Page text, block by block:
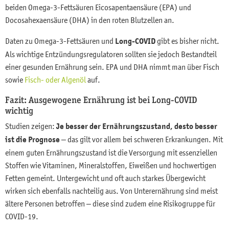
beiden Omega-3-Fettsäuren Eicosapentaensäure (EPA) und
Docosahexaensäure (DHA) in den roten Blutzellen an.
Daten zu Omega-3-Fettsäuren und Long-COVIDgibt es bisher nicht.
Als wichtige Entzündungsregulatoren sollten sie jedoch Bestandteil
einer gesunden Ernährung sein. EPA und DHA nimmt man über Fisch
sowie Fisch- oder Algenöl auf.
Fazit: Ausgewogene Ernährung ist bei Long-COVID
wichtig
Studien zeigen:Je besser der Ernährungszustand, desto besser
ist die Prognose– das gilt vor allem bei schweren Erkrankungen. Mit
einem guten Ernährungszustand ist die Versorgung mit essenziellen
Stoffen wie Vitaminen, Mineralstoffen, Eiweißen und hochwertigen
Fetten gemeint. Untergewicht und oft auch starkes Übergewicht
wirken sich ebenfalls nachteilig aus. Von Unterernährung sind meist
ältere Personen betroffen – diese sind zudem eine Risikogruppe für
COVID-19.